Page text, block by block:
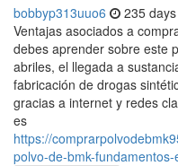
bobbyp313uuo6 235
Ventajas asociados a
debes aprender sobre este
abriles, el llegada a
fabricación de drogas
gracias a internet y redes
es
https://
polvo-de-bmk-fundamentos-